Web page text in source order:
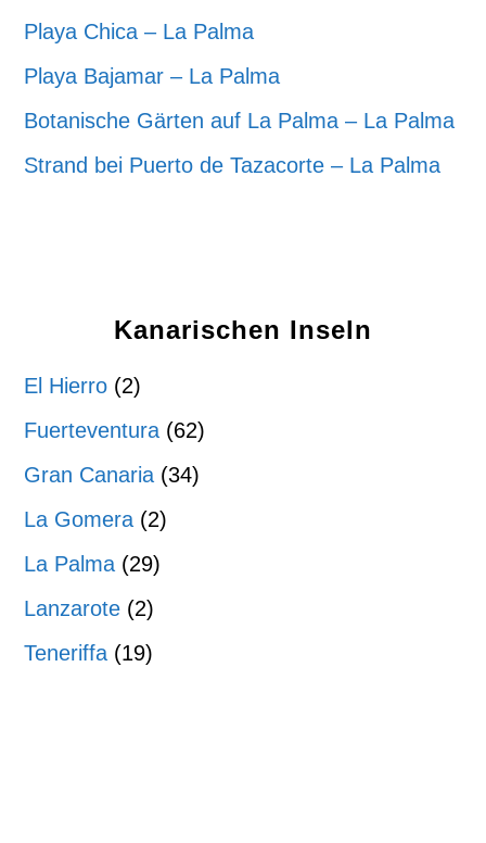
Playa Chica – La Palma
Playa Bajamar – La Palma
Botanische Gärten auf La Palma – La Palma
Strand bei Puerto de Tazacorte – La Palma
Kanarischen Inseln
El Hierro (2)
Fuerteventura (62)
Gran Canaria (34)
La Gomera (2)
La Palma (29)
Lanzarote (2)
Teneriffa (19)